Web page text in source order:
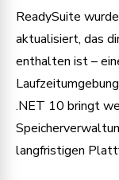
ReadySuite
aktualisiert, das
enthalten ist –
.NET 10 bringt
langfristigen